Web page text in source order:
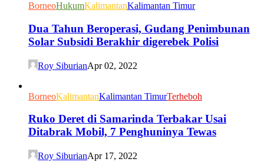
BorneoHukumKalimantanKalimantan Timur
Dua Tahun Beroperasi, Gudang Penimbunan
Solar Subsidi Berakhir digerebek Polisi
Roy SiburianApr 02, 2022
BorneoKalimantanKalimantan TimurTerheboh
Ruko Deret di Samarinda Terbakar Usai
Ditabrak Mobil, 7 Penghuninya Tewas
Roy SiburianApr 17, 2022